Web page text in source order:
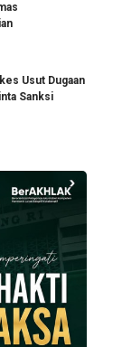
Usut Dugaan
Sanksi